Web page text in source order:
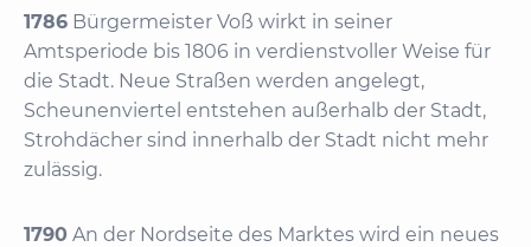
1786 Bürgermeister Voß wirkt in seiner
Amtsperiode bis 1806 in verdienstvoller Weise für
die Stadt. Neue Straßen werden angelegt,
Scheunenviertel entstehen außerhalb der Stadt,
Strohdächer sind innerhalb der Stadt nicht mehr
zulässig.
1790 An der Nordseite des Marktes wird ein neues